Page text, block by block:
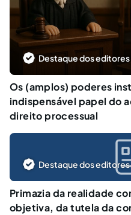
Destaque dos editores
Os (amplos) poderes
indispensável papel do
direito processual
Destaque dos editores
Primazia da realidade
objetiva, da tutela da